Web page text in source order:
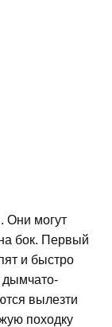
Они могут
бок. Первый
и быстро
дымчато-
вылезти
походку